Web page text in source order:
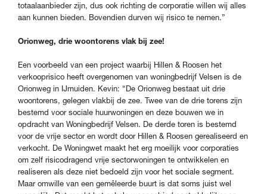
totaalaanbieder zijn, dus ook richting de corporatie willen wij alles
aan kunnen bieden. Bovendien durven wij risico te nemen.”
Orionweg, drie woontorens vlak bij zee!
Een voorbeeld van een project waarbij Hillen & Roosen het
verkooprisico heeft overgenomen van woningbedrijf Velsen is de
Orionweg in IJmuiden. Kevin: “De Orionweg bestaat uit drie
woontorens, gelegen vlakbij de zee. Twee van de drie torens zijn
bestemd voor sociale huurwoningen en deze bouwen we in
opdracht van Woningbedrijf Velsen. De derde toren is bestemd
voor de vrije sector en wordt door Hillen & Roosen gerealiseerd en
verkocht. De Woningwet maakt het erg moeilijk voor corporaties
om zelf risicodragend vrije sectorwoningen te ontwikkelen en
realiseren als deze niet bedoeld zijn voor het sociale segment.
Maar omwille van een gemêleerde buurt is dat soms juist wel